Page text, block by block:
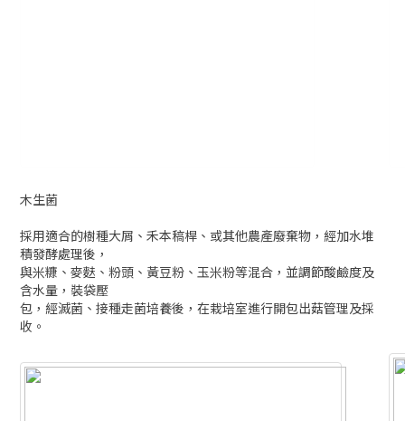
木生菌
採用適合的樹種大屑、禾本稿桿、或其他農產廢棄物，經加水堆
積發酵處理後，
與米糠、麥麩、粉頭、黃豆粉、玉米粉等混合，並調節酸鹼度及
含水量，裝袋壓
包，經滅菌、接種走菌培養後，在栽培室進行開包出菇管理及採
收。